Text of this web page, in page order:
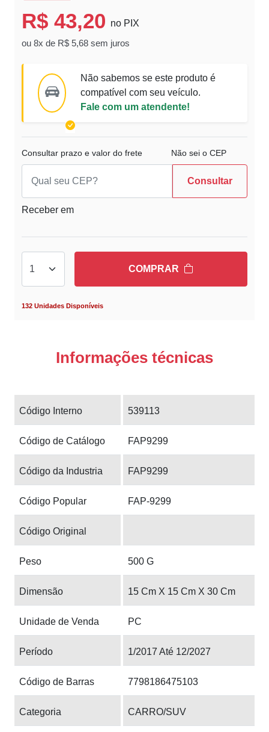
R$ 43,20 no PIX
ou 8x de R$ 5,68 sem juros
Não sabemos se este produto é
compatível com seu veículo.
Fale com um atendente!
Consultar prazo e valor do frete Não sei o CEP
Consultar
Receber em
COMPRAR
132 Unidades Disponíveis
Informações técnicas
Código Interno 539113
Código de Catálogo FAP9299
Código da Industria FAP9299
Código Popular FAP-9299
Código Original
Peso 500 G
Dimensão 15 Cm X 15 Cm X 30 Cm
Unidade de Venda PC
Período 1/2017 Até 12/2027
Código de Barras 7798186475103
Categoria CARRO/SUV